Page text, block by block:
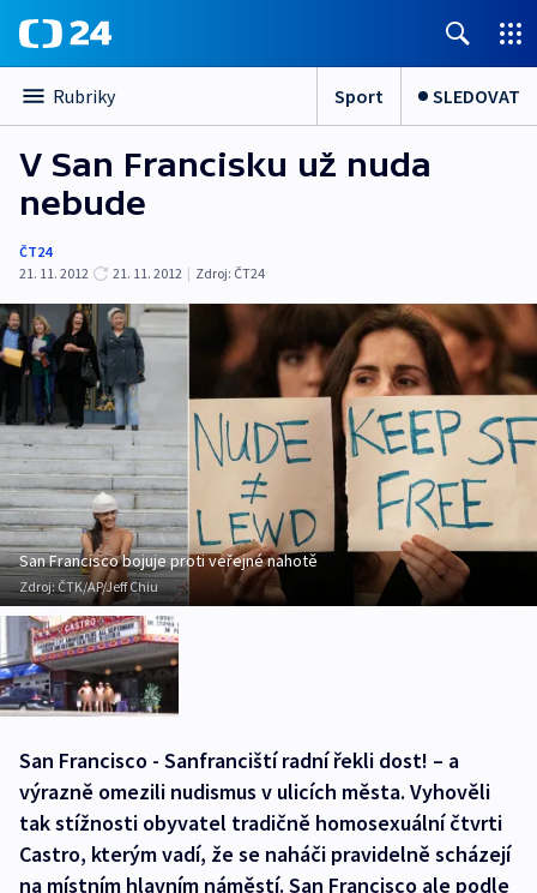
Rubriky Sport SLEDOVAT
V San Francisku už nuda
nebude
ČT24
21. 11. 2012
21. 11. 2012 | Zdroj: ČT24
San Francisco bojuje proti veřejné nahotě
Zdroj:ČTK/AP/Jeff Chiu
San Francisco - Sanfranciští radní řekli dost! – a
výrazně omezili nudismus v ulicích města. Vyhověli
tak stížnosti obyvatel tradičně homosexuální čtvrti
Castro, kterým vadí, že se naháči pravidelně scházejí
na místním hlavním náměstí. San Francisco ale podle